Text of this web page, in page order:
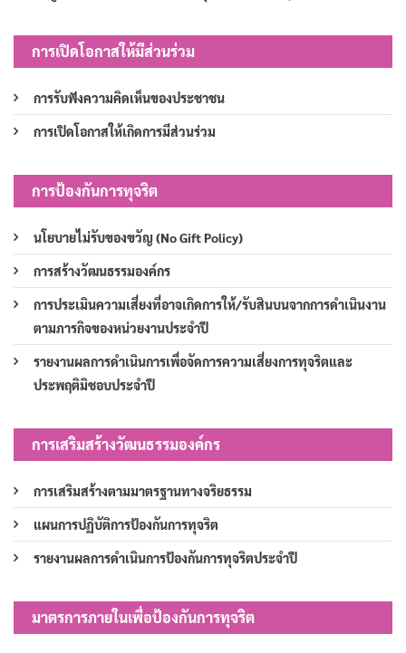
การเปิดโอกาสให้มีส่วนร่วม
การรับฟังความคิดเห็นของประชาชน
การเปิดโอกาสให้เกิดการมีส่วนร่วม
การป้องกันการทุจริต
นโยบายไม่รับของขวัญ (No Gift Policy)
การสร้างวัฒนธรรมองค์กร
การประเมินความเสี่ยงที่อาจเกิดการให้/รับสินบนจากการดำเนินงาน
ตามภารกิจของหน่วยงานประจำปี
รายงานผลการดำเนินการเพื่อจัดการความเสี่ยงการทุจริตและ
ประพฤติมิชอบประจำปี
การเสริมสร้างวัฒนธรรมองค์กร
การเสริมสร้างตามมาตรฐานทางจริยธรรม
แผนการปฏิบัติการป้องกันการทุจริต
รายงานผลการดำเนินการป้องกันการทุจริตประจำปี
มาตรการภายในเพื่อป้องกันการทุจริต